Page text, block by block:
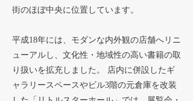
街のほぼ中央に位置しています。
平成18年には、モダンな内外観の店舗へリニ
ューアルし、文化性・地域性の高い書籍の取
り扱いを拡充しました。 店内に併設したギ
ャラリースペースやビル3階の元倉庫を改装